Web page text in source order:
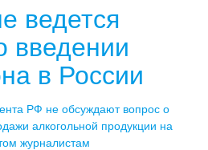
ведется
введении
в России
РФ не обсуждают вопрос о
алкогольной продукции на
журналистам